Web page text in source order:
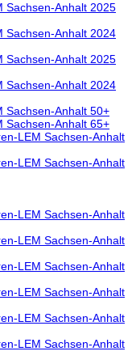
Sachsen-Anhalt 2025
Sachsen-Anhalt 2024
Sachsen-Anhalt 2025
Sachsen-Anhalt 2024
Sachsen-Anhalt 50+
Sachsen-Anhalt 65+
LEM Sachsen-Anhalt
LEM Sachsen-Anhalt
LEM Sachsen-Anhalt
LEM Sachsen-Anhalt
LEM Sachsen-Anhalt
LEM Sachsen-Anhalt
LEM Sachsen-Anhalt
LEM Sachsen-Anhalt